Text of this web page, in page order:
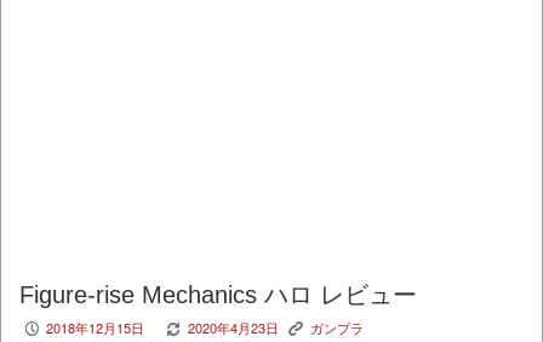
Figure-rise Mechanics ハロ レビュー
P 2018年12月15日 V 2020年4月23日 K ガンプラ